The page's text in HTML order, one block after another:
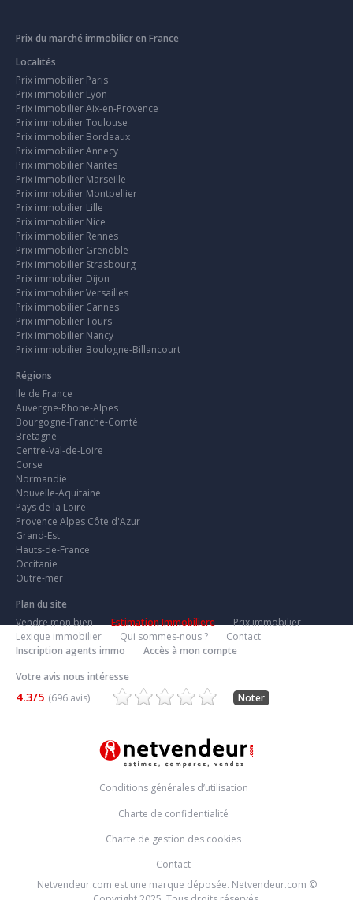
Prix du marché immobilier en France
Localités
Prix immobilier Paris
Prix immobilier Lyon
Prix immobilier Aix-en-Provence
Prix immobilier Toulouse
Prix immobilier Bordeaux
Prix immobilier Annecy
Prix immobilier Nantes
Prix immobilier Marseille
Prix immobilier Montpellier
Prix immobilier Lille
Prix immobilier Nice
Prix immobilier Rennes
Prix immobilier Grenoble
Prix immobilier Strasbourg
Prix immobilier Dijon
Prix immobilier Versailles
Prix immobilier Cannes
Prix immobilier Tours
Prix immobilier Nancy
Prix immobilier Boulogne-Billancourt
Régions
Ile de France
Auvergne-Rhone-Alpes
Bourgogne-Franche-Comté
Bretagne
Centre-Val-de-Loire
Corse
Normandie
Nouvelle-Aquitaine
Pays de la Loire
Provence Alpes Côte d'Azur
Grand-Est
Hauts-de-France
Occitanie
Outre-mer
Plan du site
Vendre mon bien
Estimation Immobiliere
Prix immobilier
Lexique immobilier
Qui sommes-nous ?
Contact
Inscription agents immo
Accès à mon compte
Votre avis nous intéresse
4.3/5 (696 avis) Noter
Conditions générales d’utilisation
Charte de confidentialité
Charte de gestion des cookies
Contact
Netvendeur.com est une marque déposée. Netvendeur.com ©